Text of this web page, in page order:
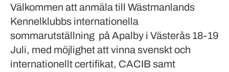
Välkommen att anmäla till Wästmanlands
Kennelklubbs internationella
sommarutställning på Apalby i Västerås 18-19
Juli, med möjlighet att vinna svenskt och
internationellt certifikat, CACIB samt